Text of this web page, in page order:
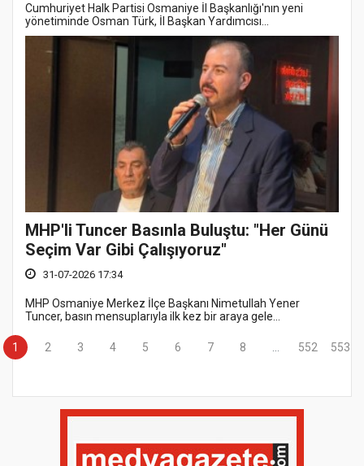
Cumhuriyet Halk Partisi Osmaniye İl Başkanlığı'nın yeni
yönetiminde Osman Türk, İl Başkan Yardımcısı...
MHP'li Tuncer Basınla Buluştu: "Her Günü
Seçim Var Gibi Çalışıyoruz"
31-07-2026 17:34
MHP Osmaniye Merkez İlçe Başkanı Nimetullah Yener
Tuncer, basın mensuplarıyla ilk kez bir araya gele...
1 2 3 4 5 6 7 8 552 553